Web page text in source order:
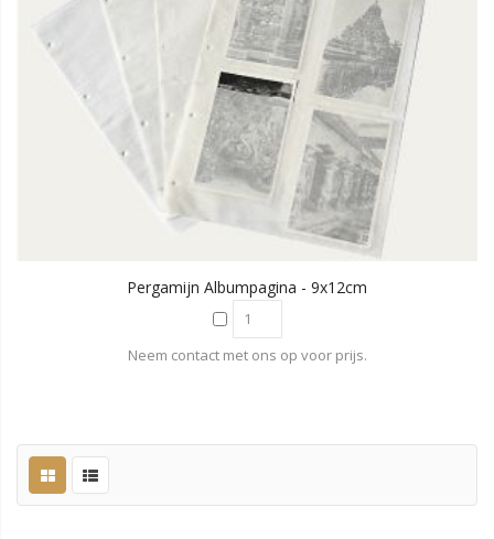
Pergamijn Albumpagina - 9x12cm
Neem contact met ons op voor prijs.